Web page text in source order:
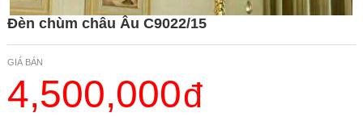
Đèn chùm châu Âu C9022/15
GIÁ BÁN
4,500,000